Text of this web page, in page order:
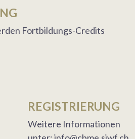
Fortbildungs-Credits
REGISTRIERUNG
Weitere Informationen